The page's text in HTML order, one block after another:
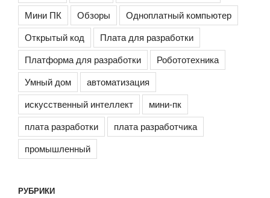
Мини ПК
Обзоры
Одноплатный компьютер
Открытый код
Плата для разработки
Платформа для разработки
Робототехника
Умный дом
автоматизация
искусственный интеллект
мини-пк
плата разработки
плата разработчика
промышленный
РУБРИКИ